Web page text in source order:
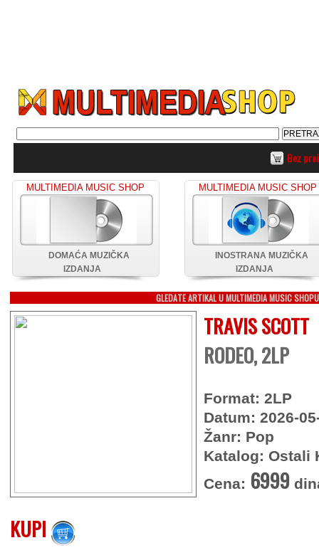
Bez
MULTIMEDIA MUSIC SHOP
DOMAĆA MUZIČKA
IZDANJA
MULTIMEDIA MUSIC SHOP
INOSTRANA MUZIČKA
IZDANJA
GLEDATE ARTIKAL U MULTIMEDIA MUSIC SHOPU
TRAVIS SCOTT
RODEO, 2LP
Format: 2LP
Datum: 2026-
Žanr: Pop
Katalog: Ostali
Cena: 6999
KUPI